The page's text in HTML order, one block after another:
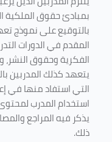
بمبادئ حقوق الملكية
بالتوقيع على نموذج
المقدم في الدورات
الفكرية وحقوق النشر،
يتعهد كذلك المدربين
التي استفاد منها في
استخدام المدرب
يذكر فيه المراجع
ذلك.